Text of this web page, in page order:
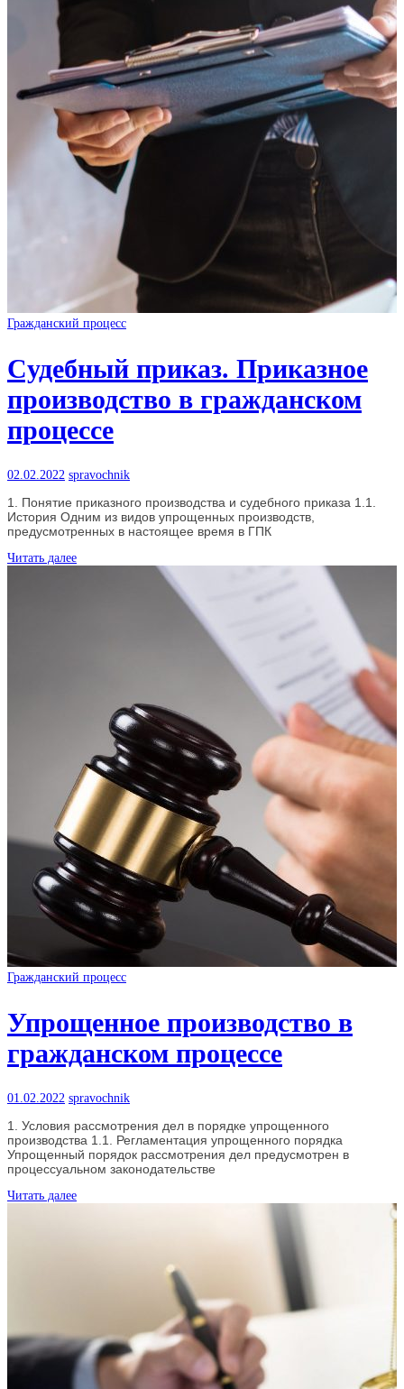
Гражданский процесс
Cудебный приказ. Приказное
производство в гражданском
процессе
02.02.2022 spravochnik
1. Понятие приказного производства и судебного приказа 1.1.
История Одним из видов упрощенных производств,
предусмотренных в настоящее время в ГПК
Читать далее
Гражданский процесс
Упрощенное производство в
гражданском процессе
01.02.2022 spravochnik
1. Условия рассмотрения дел в порядке упрощенного
производства 1.1. Регламентация упрощенного порядка
Упрощенный порядок рассмотрения дел предусмотрен в
процессуальном законодательстве
Читать далее